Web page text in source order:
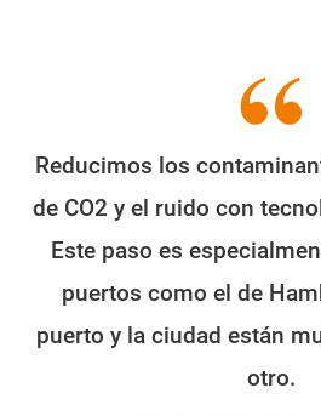
Reducimos los
de CO2 y el ruido con
Este paso es
puertos como el de
puerto y la ciudad están
otro.